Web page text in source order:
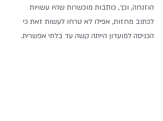
הוזנחה, וכך, כותבות מוכשרות שהיו עשויות
לכתוב מחזות, אפילו לא טרחו לעשות זאת כי
הכניסה למועדון הייתה קשה עד בלתי אפשרית.